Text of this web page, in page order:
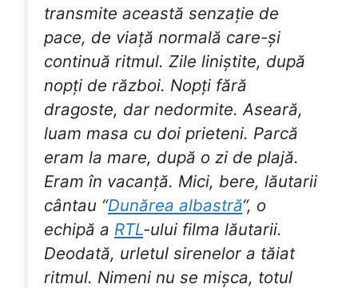
transmite această senzație de
pace, de viață normală care-și
continuă ritmul. Zile liniștite, după
nopți de război. Nopți fără
dragoste, dar nedormite. Aseară,
luam masa cu doi prieteni. Parcă
eram la mare, după o zi de plajă.
Eram în vacanță. Mici, bere, lăutarii
cântau “Dunărea albastră“, o
echipă a RTL-ului filma lăutarii.
Deodată, urletul sirenelor a tăiat
ritmul. Nimeni nu se mișca, totul